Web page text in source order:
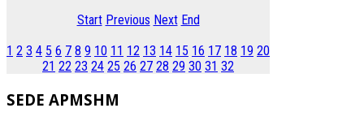
Start Previous Next End
1 2 3 4 5 6 7 8 9 10 11 12 13 14 15 16 17 18 19 20
21 22 23 24 25 26 27 28 29 30 31 32
SEDE APMSHM